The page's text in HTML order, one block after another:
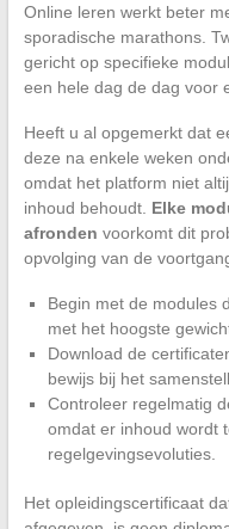
Online leren werkt beter
sporadische marathons.
gericht op specifieke
een hele dag de dag voor
Heeft u al opgemerkt dat
deze na enkele weken
omdat het platform niet
inhoud behoudt. Elke
afronden voorkomt dit
opvolging van de
Begin met de modules
met het hoogste
Download de
bewijs bij het
Controleer regelmatig
omdat er inhoud wordt
regelgevingsevoluties.
Het opleidingscertificaat